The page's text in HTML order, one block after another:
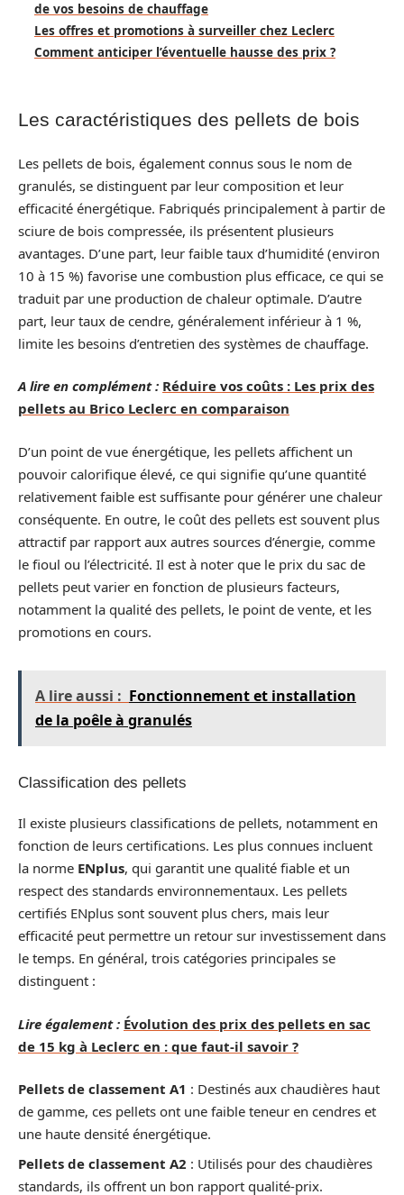
de vos besoins de chauffage
Les offres et promotions à surveiller chez Leclerc
Comment anticiper l’éventuelle hausse des prix ?
Les caractéristiques des pellets de bois
Les pellets de bois, également connus sous le nom de
granulés, se distinguent par leur composition et leur
efficacité énergétique. Fabriqués principalement à partir de
sciure de bois compressée, ils présentent plusieurs
avantages. D’une part, leur faible taux d’humidité (environ
10 à 15 %) favorise une combustion plus efficace, ce qui se
traduit par une production de chaleur optimale. D’autre
part, leur taux de cendre, généralement inférieur à 1 %,
limite les besoins d’entretien des systèmes de chauffage.
A lire en complément : Réduire vos coûts : Les prix des
pellets au Brico Leclerc en comparaison
D’un point de vue énergétique, les pellets affichent un
pouvoir calorifique élevé, ce qui signifie qu’une quantité
relativement faible est suffisante pour générer une chaleur
conséquente. En outre, le coût des pellets est souvent plus
attractif par rapport aux autres sources d’énergie, comme
le fioul ou l’électricité. Il est à noter que le prix du sac de
pellets peut varier en fonction de plusieurs facteurs,
notamment la qualité des pellets, le point de vente, et les
promotions en cours.
A lire aussi : Fonctionnement et installation
de la poêle à granulés
Classification des pellets
Il existe plusieurs classifications de pellets, notamment en
fonction de leurs certifications. Les plus connues incluent
la norme ENplus, qui garantit une qualité fiable et un
respect des standards environnementaux. Les pellets
certifiés ENplus sont souvent plus chers, mais leur
efficacité peut permettre un retour sur investissement dans
le temps. En général, trois catégories principales se
distinguent :
Lire également : Évolution des prix des pellets en sac
de 15 kg à Leclerc en : que faut-il savoir ?
Pellets de classement A1 : Destinés aux chaudières haut
de gamme, ces pellets ont une faible teneur en cendres et
une haute densité énergétique.
Pellets de classement A2 : Utilisés pour des chaudières
standards, ils offrent un bon rapport qualité-prix.